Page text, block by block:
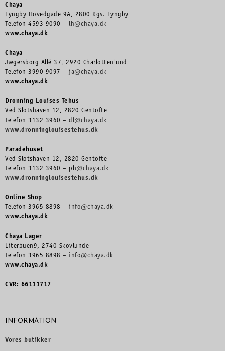
Chaya
Lyngby Hovedgade 9A, 2800 Kgs. Lyngby
Telefon 4593 9090 – lh@chaya.dk
www.chaya.dk
Chaya
Jægersborg Allé 37, 2920 Charlottenlund
Telefon 3990 9097 – ja@chaya.dk
www.chaya.dk
Dronning Louises Tehus
Ved Slotshaven 12, 2820 Gentofte
Telefon 3132 3960 – dl@chaya.dk
www.dronninglouisestehus.dk
Paradehuset
Ved Slotshaven 12, 2820 Gentofte
Telefon 3132 3960 – ph@chaya.dk
www.dronninglouisestehus.dk
Online Shop
Telefon 3965 8898 – info@chaya.dk
www.chaya.dk
Chaya Lager
Literbuen9, 2740 Skovlunde
Telefon 3965 8898 – info@chaya.dk
www.chaya.dk
CVR: 66111717
INFORMATION
Vores butikker